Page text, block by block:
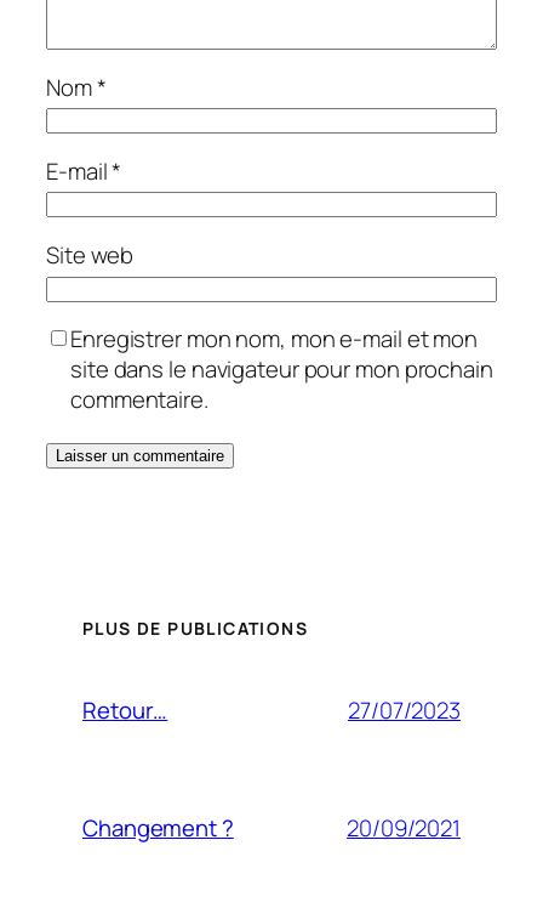
Nom*
E-mail*
Site web
Enregistrer mon nom, mon e-mail et mon
site dans le navigateur pour mon prochain
commentaire.
PLUS DE PUBLICATIONS
Retour… 27/07/2023
Changement ? 20/09/2021